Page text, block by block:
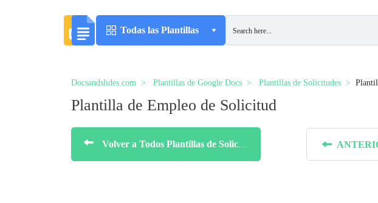
Todas las Plantillas
Docsandslides.com Plantillas de Google Docs Plantillas de Solicitudes
Plantilla de Empleo de Solicitud
Volver a Todos Plantillas de Solicitudes